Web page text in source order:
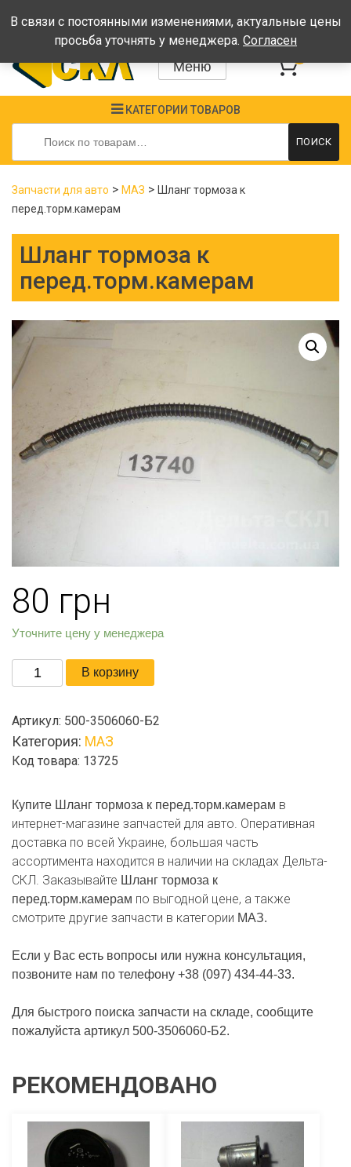
Время работы: Пн-Пт: 08:00-17:00, Сб-Вс - выходные
Меню
КАТЕГОРИИ ТОВАРОВ
Искать:
ПОИСК
Запчасти для авто > МАЗ > Шланг тормоза к
перед.торм.камерам
Шланг тормоза к
перед.торм.камерам
80 грн
Уточните цену у менеджера
Количество
товара
тормоза
к
перед.торм.камерам
В корзину
Артикул: 500-3506060-Б2
Категория: МАЗ
Код товара: 13725
Купите Шланг тормоза к перед.торм.камерам в
интернет-магазине запчастей для авто. Оперативная
доставка по всей Украине, большая часть
ассортимента находится в наличии на складах Дельта-
СКЛ. Заказывайте Шланг тормоза к
перед.торм.камерам по выгодной цене, а также
смотрите другие запчасти в категории МАЗ.
Если у Вас есть вопросы или нужна консультация,
позвоните нам по телефону +38 (097) 434-44-33.
Для быстрого поиска запчасти на складе, сообщите
пожалуйста артикул 500-3506060-Б2.
РЕКОМЕНДОВАНО
В связи с постоянными изменениями, актуальные цены
просьба уточнять у менеджера. Согласен